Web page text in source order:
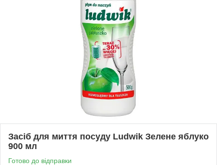
Засіб для миття посуду Ludwik Зелене яблуко
900 мл
Готово до відправки